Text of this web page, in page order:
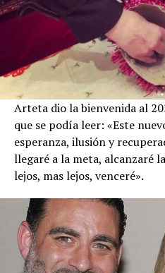
Arteta dio la bienvenida al
que se podía leer: «Este
esperanza, ilusión y
llegaré a la meta, alcanzaré
lejos, mas lejos, venceré».